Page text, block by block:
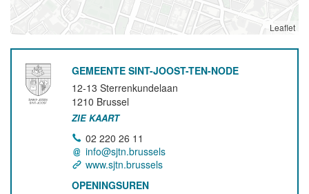
Leaflet
GEMEENTE SINT-JOOST-TEN-NODE
12-13 Sterrenkundelaan
1210 Brussel
ZIE KAART
02 220 26 11
info@sjtn.brussels
www.sjtn.brussels
OPENINGSUREN